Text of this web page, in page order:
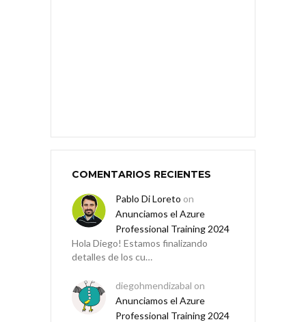
COMENTARIOS RECIENTES
Pablo Di Loreto on
Anunciamos el Azure
Professional Training 2024
Hola Diego! Estamos finalizando
detalles de los cu…
diegohmendizabal on
Anunciamos el Azure
Professional Training 2024